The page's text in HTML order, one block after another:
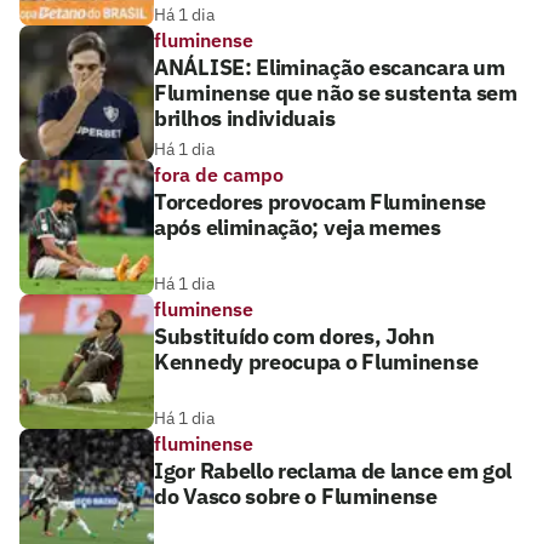
Há 1 dia
fluminense
ANÁLISE: Eliminação escancara um
Fluminense que não se sustenta sem
brilhos individuais
Há 1 dia
fora de campo
Torcedores provocam Fluminense
após eliminação; veja memes
Há 1 dia
fluminense
Substituído com dores, John
Kennedy preocupa o Fluminense
Há 1 dia
fluminense
Igor Rabello reclama de lance em gol
do Vasco sobre o Fluminense